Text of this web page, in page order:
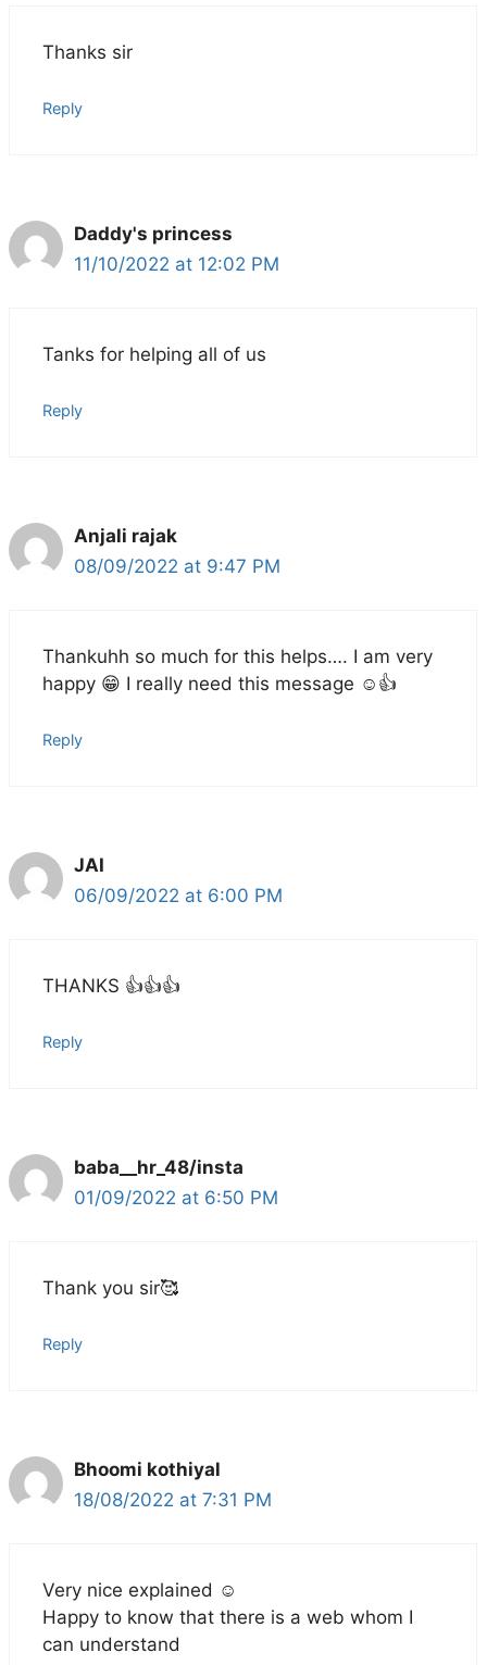
Thanks sir
Reply
Daddy's princess
11/10/2022 at 12:02 PM
Tanks for helping all of us
Reply
Anjali rajak
08/09/2022 at 9:47 PM
Thankuhh so much for this helps…. I am very
happy 😁 I really need this message ☺️👍
Reply
JAI
06/09/2022 at 6:00 PM
THANKS 👍👍👍
Reply
baba__hr_48/insta
01/09/2022 at 6:50 PM
Thank you sir🥰
Reply
Bhoomi kothiyal
18/08/2022 at 7:31 PM
Very nice explained ☺️
Happy to know that there is a web whom I
can understand